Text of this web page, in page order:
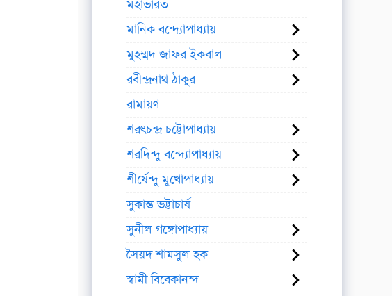
মহাভারত
মানিক বন্দ্যোপাধ্যায়
মুহম্মদ জাফর ইকবাল
রবীন্দ্রনাথ ঠাকুর
রামায়ণ
শরৎচন্দ্র চট্টোপাধ্যায়
শরদিন্দু বন্দ্যোপাধ্যায়
শীর্ষেন্দু মুখোপাধ্যায়
সুকান্ত ভট্টাচার্য
সুনীল গঙ্গোপাধ্যায়
সৈয়দ শামসুল হক
স্বামী বিবেকানন্দ